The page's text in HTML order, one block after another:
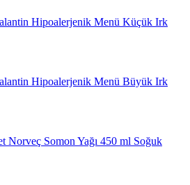
Hipoalerjenik Menü Küçük Irk
Hipoalerjenik Menü Büyük Irk
Norveç Somon Yağı 450 ml Soğuk